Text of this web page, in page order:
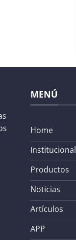
MENÚ
Home
Institucional
Productos
Noticias
Artículos
APP